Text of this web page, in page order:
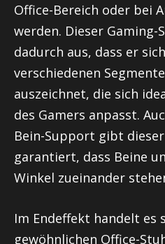
Office-Bereich oder bei
werden. Dieser Gaming-
dadurch aus, dass er
verschiedenen
auszeichnet, die sich
des Gamers anpasst.
Bein-Support gibt
garantiert, dass Beine
Winkel zueinander
Im Endeffekt handelt es
gewöhnlichen Office-